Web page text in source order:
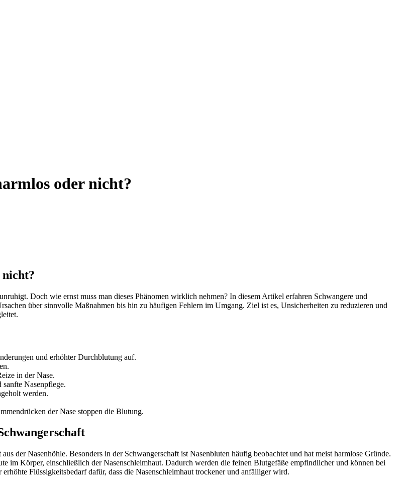
oder nicht?
nicht?
Doch wie ernst muss man dieses Phänomen wirklich nehmen? In diesem Artikel erfahren Schwangere und
über sinnvolle Maßnahmen bis hin zu häufigen Fehlern im Umgang. Ziel ist es, Unsicherheiten zu reduzieren und
und erhöhter Durchblutung auf.
in der Nase.
Nasenpflege.
werden.
der Nase stoppen die Blutung.
der Nasenhöhle. Besonders in der Schwangerschaft ist Nasenbluten häufig beobachtet und hat meist harmlose Gründe.
im Körper, einschließlich der Nasenschleimhaut. Dadurch werden die feinen Blutgefäße empfindlicher und können bei
Flüssigkeitsbedarf dafür, dass die Nasenschleimhaut trockener und anfälliger wird.